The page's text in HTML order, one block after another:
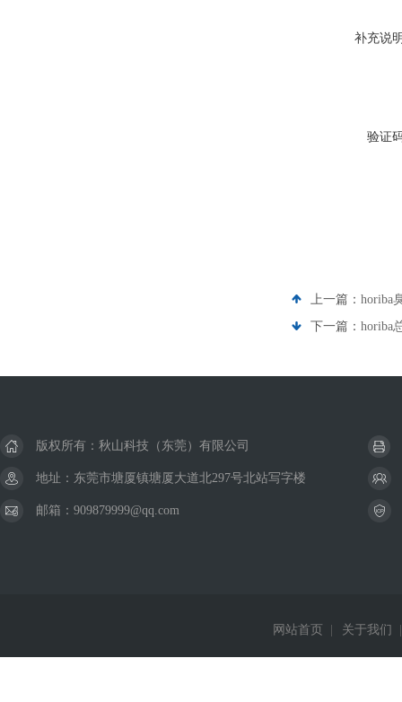
补充说
验证
上一篇： horiba
下一篇： horiba
版权所有：秋山科技（东莞）有限公司
地址：东莞市塘厦镇塘厦大道北297号北站写字楼
邮箱：909879999@qq.com
网站首页 关于我们